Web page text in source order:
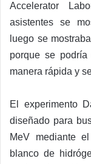
Accelerator
asistentes se
luego se
porque se podría
manera rápida y
El experimento
diseñado para
MeV mediante
blanco de